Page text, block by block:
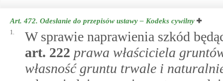
Art. 472. Odesłanie do przepisów ustawy – Kodeks cywilny
1.
W sprawie naprawienia szkód
art. 222 prawa właściciela
własność gruntu trwale i